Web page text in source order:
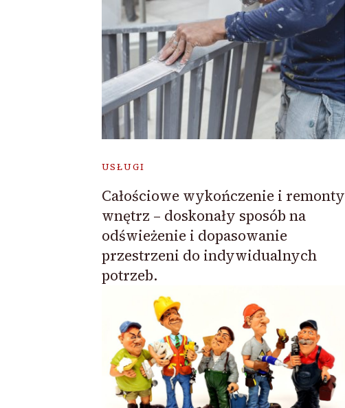
USŁUGI
Całościowe wykończenie i remonty
wnętrz – doskonały sposób na
odświeżenie i dopasowanie
przestrzeni do indywidualnych
potrzeb.